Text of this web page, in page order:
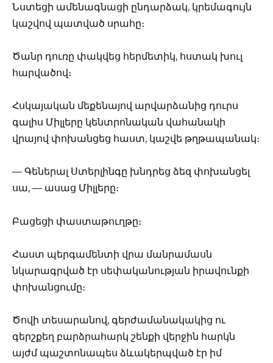
Նստեցի ամենագնացի ընդարձակ, կրեմագույն
կաշվով պատված սրահը։
Ծանր դուռը փակվեց հերմետիկ, հստակ խուլ
հարվածով։
Հսկայական մեքենայով արվարձանից դուրս
գալիս Միլլերը կենտրոնական վահանակի
վրայով փոխանցեց հաստ, կաշվե թղթապանակ։
— Գեներալ Ստերլինգը խնդրեց ձեզ փոխանցել
սա, — ասաց Միլլերը։
Բացեցի փաստաթուղթը։
Հաստ պերգամենտի վրա մանրամասն
նկարագրված էր սեփականության իրավունքի
փոխանցումը։
Ծովի տեսարանով, գերժամանակակից ու
գերշքեղ բարձրահարկ շենքի վերջին հարկն
այժմ պաշտոնապես ձևակերպված էր իմ